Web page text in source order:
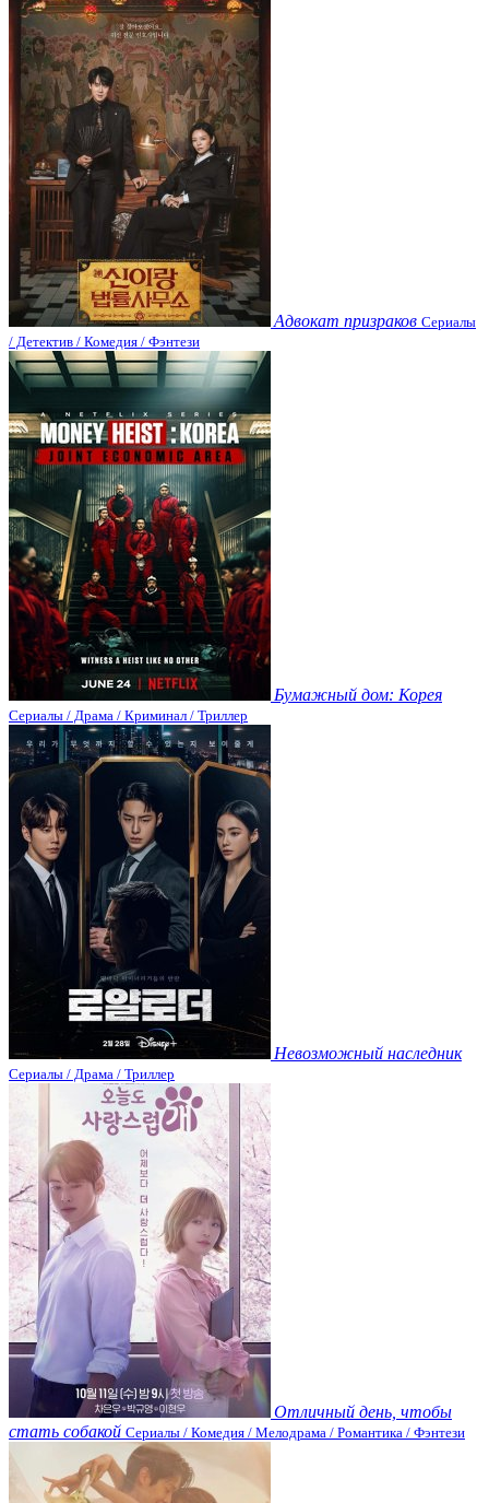
Адвокат призраков Сериалы
/ Детектив / Комедия / Фэнтези
Бумажный дом: Корея
Сериалы / Драма / Криминал / Триллер
Невозможный наследник
Сериалы / Драма / Триллер
Отличный день, чтобы
стать собакой Сериалы / Комедия / Мелодрама / Романтика / Фэнтези